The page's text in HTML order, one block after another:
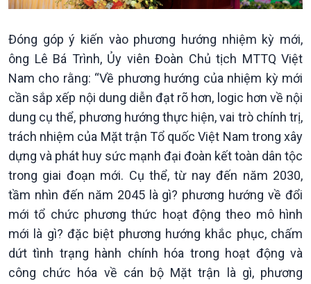
Nhận diện sự thật
bền
Đóng góp ý kiến vào phương hướng nhiệm kỳ mới,
ông Lê Bá Trình, Ủy viên Đoàn Chủ tịch MTTQ Việt
Nam cho rằng: “Về phương hướng của nhiệm kỳ mới
cần sắp xếp nội dung diễn đạt rõ hơn, logic hơn về nội
dung cụ thể, phương hướng thực hiện, vai trò chính trị,
trách nhiệm của Mặt trận Tổ quốc Việt Nam trong xây
dựng và phát huy sức mạnh đại đoàn kết toàn dân tộc
trong giai đoạn mới. Cụ thể, từ nay đến năm 2030,
tầm nhìn đến năm 2045 là gì? phương hướng về đổi
mới tổ chức phương thức hoạt động theo mô hình
mới là gì? đặc biệt phương hướng khắc phục, chấm
dứt tình trạng hành chính hóa trong hoạt động và
công chức hóa về cán bộ Mặt trận là gì, phương